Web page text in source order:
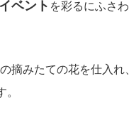
ベント を彩るにふさ
摘みたての花を仕入れ
。